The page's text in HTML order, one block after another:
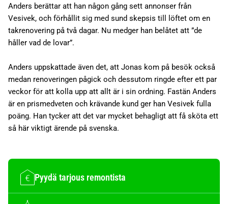
Anders berättar att han någon gång sett annonser från
Vesivek, och förhållit sig med sund skepsis till löftet om en
takrenovering på två dagar. Nu medger han belåtet att ”de
håller vad de lovar”.
Anders uppskattade även det, att Jonas kom på besök också
medan renoveringen pågick och dessutom ringde efter ett par
veckor för att kolla upp att allt är i sin ordning. Fastän Anders
är en prismedveten och krävande kund ger han Vesivek fulla
poäng. Han tycker att det var mycket behagligt att få sköta ett
så här viktigt ärende på svenska.
Pyydä tarjous remontista